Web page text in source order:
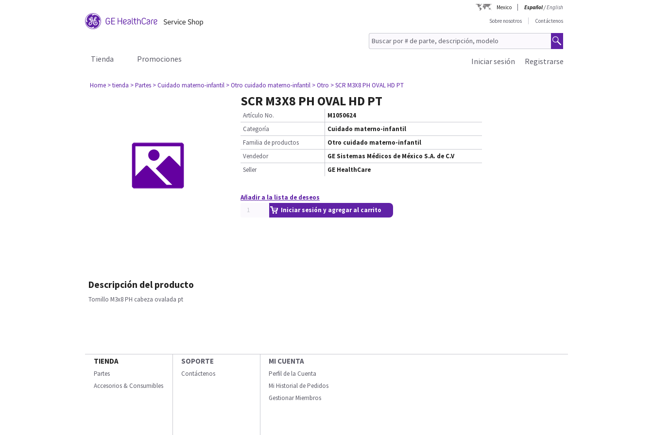
Mexico Español/English
Sobre nosotros
Contáctenos
Tienda Promociones Registrarse
Iniciar sesión
Home > tienda > Partes > Cuidado materno-infantil > Otro cuidado materno-infantil > Otro > SCR M3X8 PH OVAL HD PT
SCR M3X8 PH OVAL HD PT
Artículo No.
M1050624
Categoría
Cuidado materno-infantil
Familia de productos
Otro cuidado materno-infantil
Vendedor
GE Sistemas Médicos de México S.A. de C.V
Seller
GE HealthCare
Añadir a la lista de deseos
Iniciar sesión y agregar al carrito
Descripción del producto
Tornillo M3x8 PH cabeza ovalada pt
TIENDA
Partes
Accesorios & Consumibles
SOPORTE
Contáctenos
MI CUENTA
Perfil de la Cuenta
Mi Historial de Pedidos
Gestionar Miembros